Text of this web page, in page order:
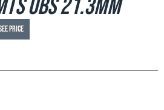
OBS 21.3mm
price